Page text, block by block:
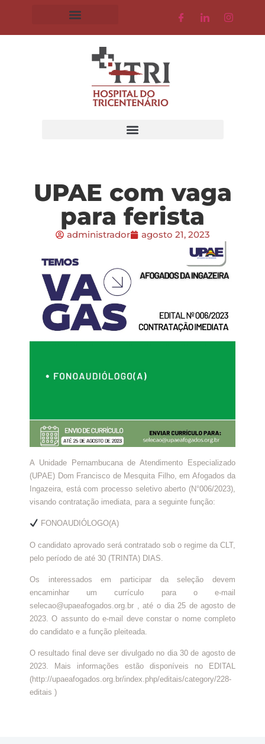
UPAE com vaga
para ferista
administrador agosto 21, 2023
A Unidade Pernambucana de Atendimento Especializado
(UPAE) Dom Francisco de Mesquita Filho, em Afogados da
Ingazeira, está com processo seletivo aberto (N°006/2023),
visando contratação imediata, para a seguinte função:
FONOAUDIÓLOGO(A)
O candidato aprovado será contratado sob o regime da CLT,
pelo período de até 30 (TRINTA) DIAS.
Os interessados em participar da seleção devem
encaminhar um currículo para o e-mail
selecao@upaeafogados.org.br , até o dia 25 de agosto de
2023. O assunto do e-mail deve constar o nome completo
do candidato e a função pleiteada.
O resultado final deve ser divulgado no dia 30 de agosto de
2023. Mais informações estão disponíveis no EDITAL
(http://upaeafogados.org.br/index.php/editais/category/228-
editais )